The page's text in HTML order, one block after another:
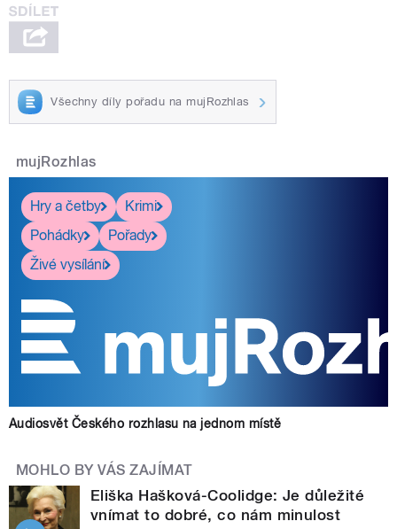
Všechny díly pořadu na mujRozhlas
mujRozhlas
Hry a četby
Krimi
Pohádky
Pořady
Živé vysílání
Audiosvět Českého rozhlasu na jednom místě
MOHLO BY VÁS ZAJÍMAT
Eliška Hašková-Coolidge: Je důležité
vnímat to dobré, co nám minulost